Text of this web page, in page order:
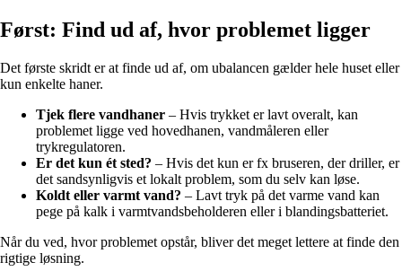
Først: Find ud af, hvor problemet ligger
Det første skridt er at finde ud af, om ubalancen gælder hele huset eller
kun enkelte haner.
Tjek flere vandhaner – Hvis trykket er lavt overalt, kan
problemet ligge ved hovedhanen, vandmåleren eller
trykregulatoren.
Er det kun ét sted? – Hvis det kun er fx bruseren, der driller, er
det sandsynligvis et lokalt problem, som du selv kan løse.
Koldt eller varmt vand? – Lavt tryk på det varme vand kan
pege på kalk i varmtvandsbeholderen eller i blandingsbatteriet.
Når du ved, hvor problemet opstår, bliver det meget lettere at finde den
rigtige løsning.